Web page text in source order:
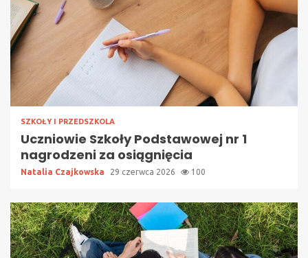
SZKOŁY I PRZEDSZKOLA
Uczniowie Szkoły Podstawowej nr 1
nagrodzeni za osiągnięcia
Natalia Czajkowska 29 czerwca 2026 100